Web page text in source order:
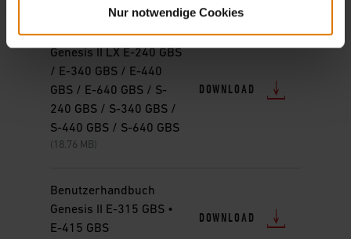
Nur notwendige Cookies
Aufbauanleitung
Genesis II LX E-240 GBS
/ E-340 GBS / E-440
GBS / E-640 GBS / S-
240 GBS / S-340 GBS /
S-440 GBS / S-640 GBS
(18.76 MB)
DOWNLOAD
Benutzerhandbuch
Genesis II E-315 GBS •
E-415 GBS
DOWNLOAD